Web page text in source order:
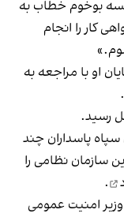
بوخوم خطاب به
کار را انجام
او با مراجعه به
رسید.
پاسداران چند
سازمان نظامی را
.
وزیر امنیت عمومی